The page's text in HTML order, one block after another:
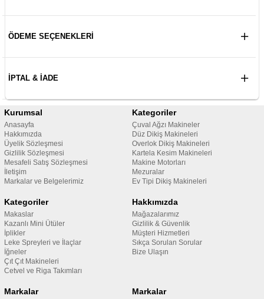
ÖDEME SEÇENEKLERI
İPTAL & İADE
Kurumsal
Anasayfa
Hakkımızda
Üyelik Sözleşmesi
Gizlilik Sözleşmesi
Mesafeli Satış Sözleşmesi
İletişim
Markalar ve Belgelerimiz
Kategoriler
Çuval Ağzı Makineler
Düz Dikiş Makineleri
Overlok Dikiş Makineleri
Kartela Kesim Makineleri
Makine Motorları
Mezuralar
Ev Tipi Dikiş Makineleri
Kategoriler
Makaslar
Kazanlı Mini Ütüler
İplikler
Leke Spreyleri ve İlaçlar
İğneler
Çıt Çıt Makineleri
Cetvel ve Riga Takımları
Hakkımızda
Mağazalarımız
Gizlilik & Güvenlik
Müşteri Hizmetleri
Sıkça Sorulan Sorular
Bize Ulaşın
Markalar Markalar